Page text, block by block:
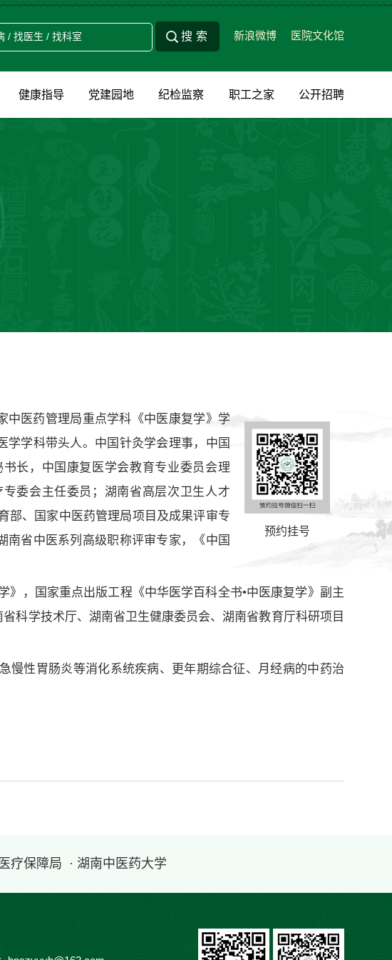
新浪微博 医院文化馆
健康指导 党建园地 纪检监察 职工之家 公开招聘
预约挂号
中医药管理局重点学科《中医康复学》学
学科带头人。中国针灸学会理事，中国
长，中国康复医学会教育专业委员会理
委会主任委员；湖南省高层次卫生人才
部、国家中医药管理局项目及成果评审专
南省中医系列高级职称评审专家，《中国
》，国家重点出版工程《中华医学百科全书•中医康复学》副主
科学技术厅、湖南省卫生健康委员会、湖南省教育厅科研项目
慢性胃肠炎等消化系统疾病、更年期综合征、月经病的中药治
疗保障局 · 湖南中医药大学